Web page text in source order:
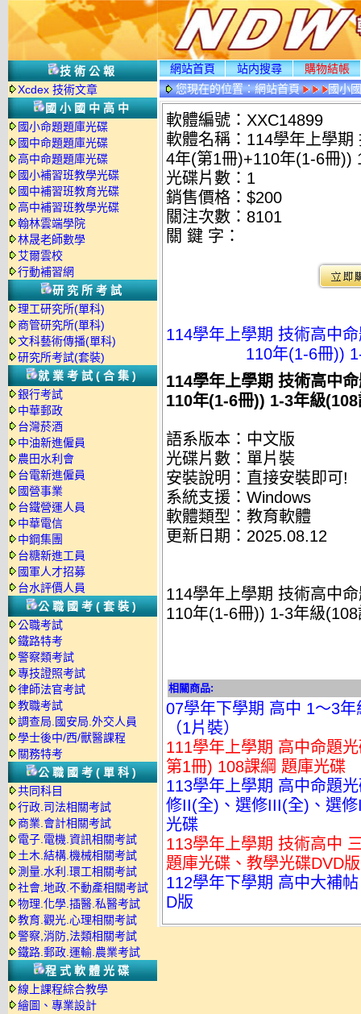
技術公報
Xcdex 技術文章
國小國中高中
國小命題題庫光碟
國中命題題庫光碟
高中命題題庫光碟
國小補習班教學光碟
國中補習班教育光碟
高中補習班教學光碟
翰林雲端學院
林晟老師數學
艾爾雲校
行動補習網
研究所考試
理工研究所(單科)
商管研究所(單科)
文科藝術傳播(單科)
研究所考試(套裝)
就業考試(合集)
銀行考試
中華郵政
台灣菸酒
中油新進僱員
農田水利會
台電新進僱員
國營事業
台鐵營運人員
中華電信
中鋼集團
台糖新進工員
國軍人才招募
台水評價人員
公職國考(套裝)
公職考試
鐵路特考
警察類考試
專技證照考試
律師法官考試
教職考試
調查局.國安局.外交人員
學士後中/西/獸醫課程
關務特考
公職國考(單科)
共同科目
行政.司法相關考試
商業.會計相關考試
電子.電機.資訊相關考試
土木.結構.機械相關考試
測量.水利.環工相關考試
社會.地政.不動產相關考試
物理.化學.插醫.私醫考試
教育.觀光.心理相關考試
警察,消防,法類相關考試
鐵路.郵政.運輸.農業考試
程式軟體光碟
線上課程綜合教學
繪圖、專業設計
網站首頁 站内搜尋
購物結帳
您現在的位置：網站首頁 國小
軟體編號：XXC14899
軟體名稱：114學年上學
4年(第1冊)+110年(1-6冊))
光碟片數：1
銷售價格：$200
關注次數： 8101
關 鍵 字：
114學年上學期 技術高中
110年(1-6冊))
114學年上學期 技術高中
110年(1-6冊)) 1-3年級
語系版本：中文版
光碟片數：單片裝
安裝說明：直接安裝即可!
系統支援：Windows
軟體類型：教育軟體
更新日期：2025.08.12
114學年上學期 技術高中
110年(1-6冊)) 1-3年級
相關商品:
07學年下學期 高中 1～3
（1片裝）
111學年上學期 高中命題
第1冊) 108課綱 題庫光碟
113學年上學期 高中命題
修II(全)、選修III(全)、選
光碟
113學年上學期 技術高中
題庫光碟、教學光碟DVD版
112學年下學期 高中大補
D版